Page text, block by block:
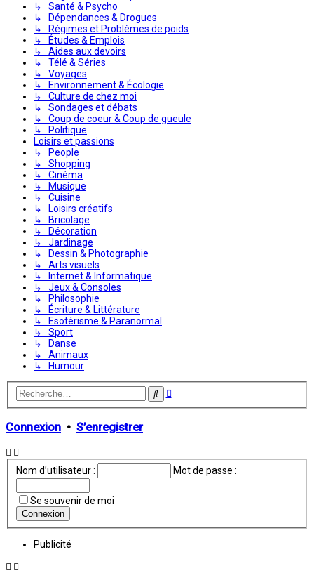
↳ Santé & Psycho
↳ Dépendances & Drogues
↳ Régimes et Problèmes de poids
↳ Études & Emplois
↳ Aides aux devoirs
↳ Télé & Séries
↳ Voyages
↳ Environnement & Écologie
↳ Culture de chez moi
↳ Sondages et débats
↳ Coup de coeur & Coup de gueule
↳ Politique
Loisirs et passions
↳ People
↳ Shopping
↳ Cinéma
↳ Musique
↳ Cuisine
↳ Loisirs créatifs
↳ Bricolage
↳ Décoration
↳ Jardinage
↳ Dessin & Photographie
↳ Arts visuels
↳ Internet & Informatique
↳ Jeux & Consoles
↳ Philosophie
↳ Écriture & Littérature
↳ Esotérisme & Paranormal
↳ Sport
↳ Danse
↳ Animaux
↳ Humour
Rechercher
Recherche
Connexion • S’enregistrer
Nom d’utilisateur : Mot de passe :
Se souvenir de moi
Publicité